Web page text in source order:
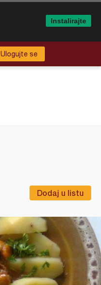
Ulogujte se
Dodaj u listu
Instalirajte